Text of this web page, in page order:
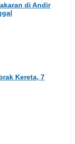
di Andir
Kereta, 7